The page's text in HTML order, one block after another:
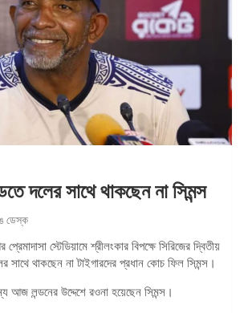
দলের সাথে থাকছেন না সিমন্স
ডেস্ক
স্টেডিয়ামে শ্রীলংকার বিপক্ষে সিরিজের দ্বিতীয়
সাথে থাকছেন না টাইগারদের প্রধান কোচ ফিল সিমন্স।
আজ লন্ডনের উদ্দেশে রওনা হয়েছেন সিমন্স।